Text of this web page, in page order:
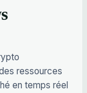
ressources
en temps réel